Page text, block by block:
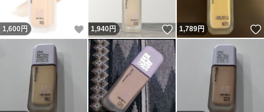
1,600 円 いいね！
1,940円 いいね！
1,789円